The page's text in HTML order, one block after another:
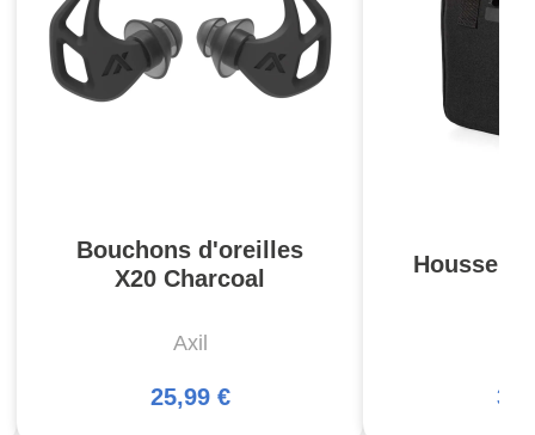
Bouchons d'oreilles
X20 Charcoal
Axil
25,99 €
Housse